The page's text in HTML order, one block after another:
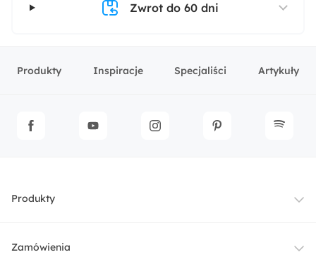
Zwrot do 60 dni
Produkty Inspiracje Specjaliści Artykuły
Produkty
Meble
Zamówienia